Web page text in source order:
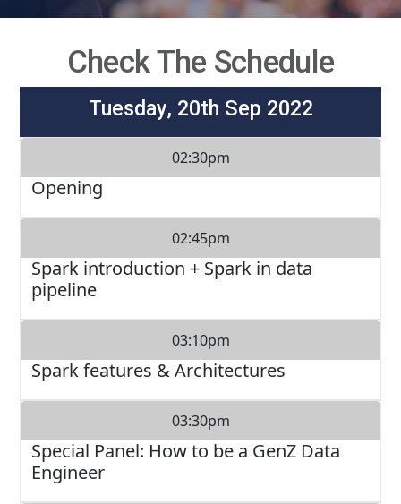
Check The Schedule
Tuesday, 20th Sep 2022
02:30pm
Opening
02:45pm
Spark introduction + Spark in data
pipeline
03:10pm
Spark features & Architectures
03:30pm
Special Panel: How to be a GenZ Data
Engineer